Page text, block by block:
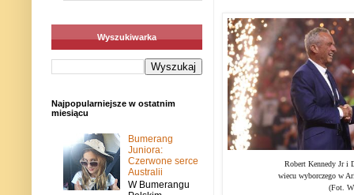
Robert Kennedy Jr i
wiecu wyborczego w
(Fot.
Wyszukiwarka
Najpopularniejsze w ostatnim
miesiącu
Bumerang
Juniora:
Czerwone serce
Australii
W Bumerangu